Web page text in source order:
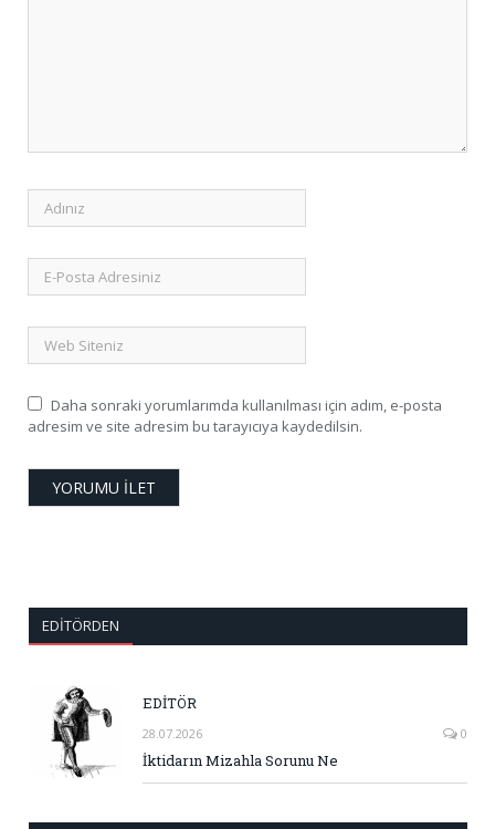
Daha sonraki yorumlarımda kullanılması için adım, e-posta
adresim ve site adresim bu tarayıcıya kaydedilsin.
EDITÖRDEN
EDİTÖR
28.07.2026 0
İktidarın Mizahla Sorunu Ne